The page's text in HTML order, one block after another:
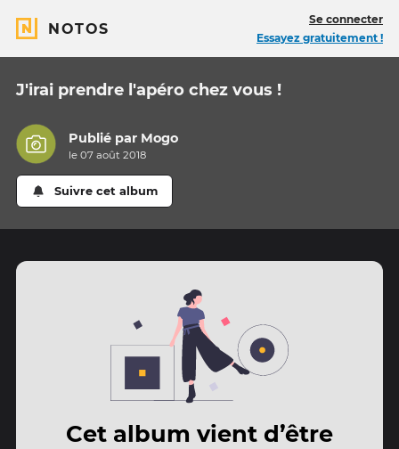
NOTOS
Se connecter
Essayez gratuitement !
J'irai prendre l'apéro chez vous !
Publié par Mogo
le 07 août 2018
Suivre cet album
Cet album vient d’être